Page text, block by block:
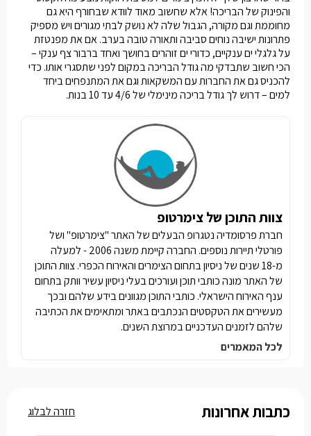
והפינוק של הבריכה! אלא שחשוב מאוד לוודא שבחורף היא גם
מחוממת וגם מקורה, הגבול שלה לא נושק לבתי מגורים ויש מספיק
פתרונות ישיבה נוחים סביבה ותאורה טובה בערב. אם את מפנטזת
על גלגלי ים ענקיים, כדורי ים זוהרים בחושך ואחד ברבור צף ענקי –
הכי חשוב שתבדקי מה גודל הבריכה במקום לפני שתסגרי אותו. כדי
להכניס גם את החברות עם המשקאות וגם את המתנפחים ביחד
למים – דרוש לך גודל בריכה מינימלי של 4/6 עד 10 בנות.
צוות התוכן של צימרטופ
חברת פרסומדיה נטגרופ הבעלים של האתר "צימרטופ" ושל
פורטלי תיירות נוספים. החברה קיימת משנה 2006 - למעלה
מ-18 שנים של ניסיון בתחום הצימרים והאירוח הכפרי. צוות התוכן
של האתר מונה כותבי תוכן ועורכים בעלי ניסיון עשיר וותק בתחום
ענף האירוח הישראלי. כותבי התוכן מגוונים בידע שלהם ובכך
מעשירים את הטקסטים הנכתבים באתר ומתאימים את הכתיבה
שלהם לזמנים העדכניים במרוצת השנים.
לכל המאמרים
כתבות אחרונות חזרה לבלוג